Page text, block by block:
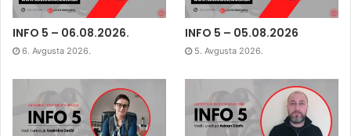
INFO 5 – 06.08.2026.
6. Avgusta 2026.
INFO 5 – 05.08.2026
5. Avgusta 2026.